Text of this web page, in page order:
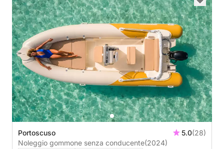
Portoscuso 5.0(28)
Noleggio gommone senza conducente(2024)